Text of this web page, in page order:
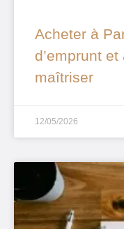
Acheter à
d’emprunt
maîtriser
12/05/2026